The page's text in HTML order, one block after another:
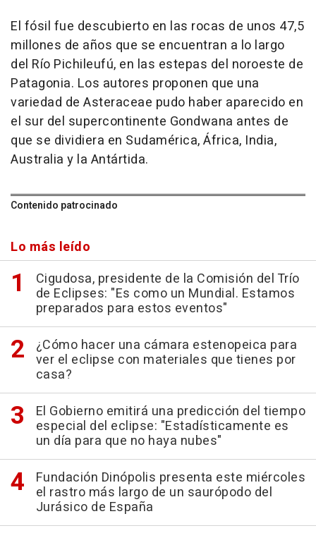
El fósil fue descubierto en las rocas de unos 47,5
millones de años que se encuentran a lo largo
del Río Pichileufú, en las estepas del noroeste de
Patagonia. Los autores proponen que una
variedad de Asteraceae pudo haber aparecido en
el sur del supercontinente Gondwana antes de
que se dividiera en Sudamérica, África, India,
Australia y la Antártida.
Contenido patrocinado
Lo más leído
Cigudosa, presidente de la Comisión del Trío
de Eclipses: "Es como un Mundial. Estamos
preparados para estos eventos"
¿Cómo hacer una cámara estenopeica para
ver el eclipse con materiales que tienes por
casa?
El Gobierno emitirá una predicción del tiempo
especial del eclipse: "Estadísticamente es
un día para que no haya nubes"
Fundación Dinópolis presenta este miércoles
el rastro más largo de un saurópodo del
Jurásico de España